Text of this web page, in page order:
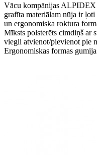
Vācu kompānijas ALPIDEX
grafīta materiālam nūja ir
un ergonomiska roktura
Mīksts polsterēts cimdiņš ar
viegli atvienot/pievienot pie
Ergonomiskas formas